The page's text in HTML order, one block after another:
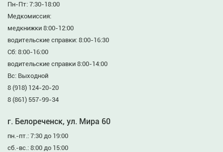
Пн-Пт: 7:30-18:00
Медкомиссия:
медкнижки 8:00-12:00
водительские справки: 8:00-16:30
Сб: 8:00-16:00
водительские справки 8:00-14:00
Вс: Выходной
8 (918) 124-20-20
8 (861) 557-99-34
г. Белореченск, ул. Мира 60
пн.-пт.: 7:30 до 19:00
сб.-вс.: 8:00 до 15:00